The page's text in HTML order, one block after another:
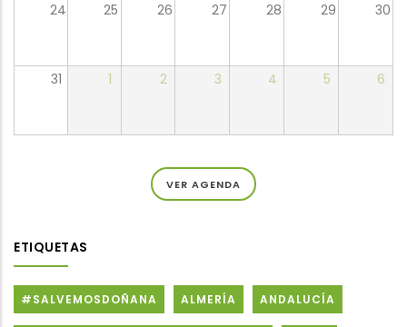
24 25 26 27 28 29 30
31 1 2 3 4 5 6
VER AGENDA
ETIQUETAS
#SALVEMOSDOÑANA ALMERÍA ANDALUCÍA